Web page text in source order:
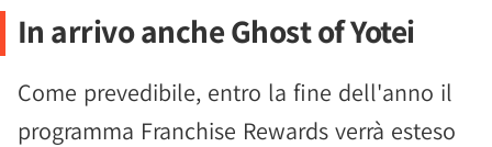
In arrivo anche Ghost of Yotei
Come prevedibile, entro la fine dell'anno il
programma Franchise Rewards verrà esteso